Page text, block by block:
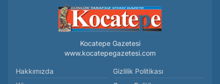
Kocatepe Gazetesi
www.kocatepegazetesi.com
Hakkımızda
Gizlilik Politikası